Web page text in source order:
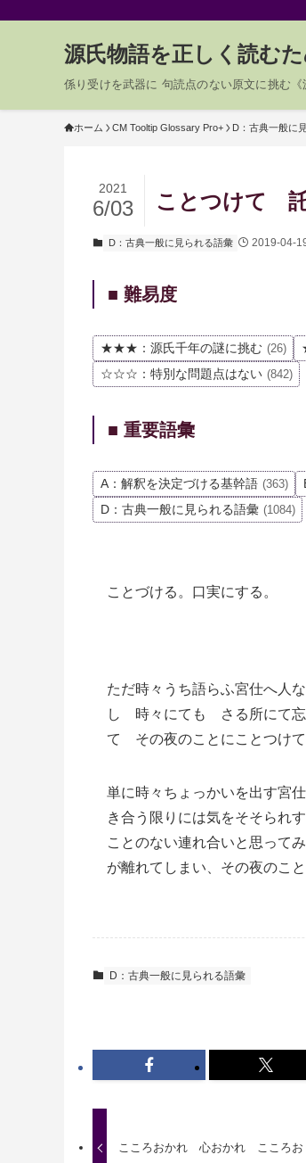
源氏物語を正しく読む
係り受けを武器に 句読点のない原文に挑む《
ホーム CM Tooltip Glossary Pro+ D：古典一般に
ことつけて
2021
6/03
D：古典一般に見られる語彙 2019-04-
■ 難易度
★★★：源氏千年の謎に挑む (26)
☆☆☆：特別な問題点はない (842)
■ 重要語彙
A：解釈を決定づける基幹語 (363)
D：古典一般に見られる語彙 (1084)
ことづける。口実にする。
ただ時々うち語らふ宮仕へ人
し 時々にても さる所にて忘
て その夜のことにことつけ
単に時々ちょっかいを出す宮
き合う限りには気をそそられ
ことのない連れ合いと思って
が離れてしまい、その夜のこ
D：古典一般に見られる語彙
こころおかれ 心おかれ こころ